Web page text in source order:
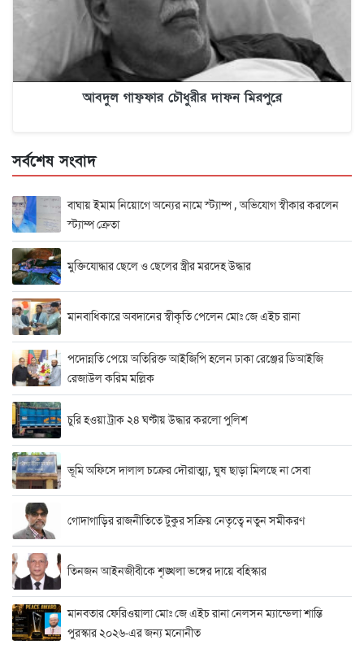
আবদুল গাফ্‌ফার চৌধুরীর দাফন মিরপুরে
সর্বশেষ সংবাদ
বাঘায় ইমাম নিয়োগে অন্যের নামে স্ট্যাম্প , অভিযোগ স্বীকার করলেন
স্ট্যাম্প ক্রেতা
মুক্তিযোদ্ধার ছেলে ও ছেলের স্ত্রীর মরদেহ উদ্ধার
মানবাধিকারে অবদানের স্বীকৃতি পেলেন মোঃ জে এইচ রানা
পদোন্নতি পেয়ে অতিরিক্ত আইজিপি হলেন ঢাকা রেঞ্জের ডিআইজি
রেজাউল করিম মল্লিক
চুরি হওয়া ট্রাক ২৪ ঘণ্টায় উদ্ধার করলো পুলিশ
ভূমি অফিসে দালাল চক্রের দৌরাত্ম্য, ঘুষ ছাড়া মিলছে না সেবা
গোদাগাড়ির রাজনীতিতে টুকুর সক্রিয় নেতৃত্বে নতুন সমীকরণ
তিনজন আইনজীবীকে শৃঙ্খলা ভঙ্গের দায়ে বহিস্কার
মানবতার ফেরিওয়ালা মোঃ জে এইচ রানা নেলসন ম্যান্ডেলা শান্তি
পুরস্কার ২০২৬-এর জন্য মনোনীত